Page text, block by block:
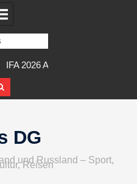
DG
und Russland – Sport,
Reisen